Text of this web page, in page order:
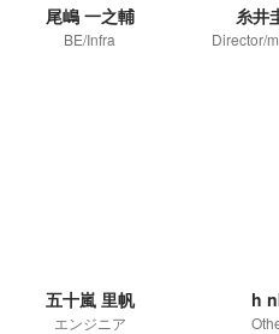
尾嶋 一之輔
BE/Infra
糸井
Director/
五十嵐 里帆
エンジニア
h